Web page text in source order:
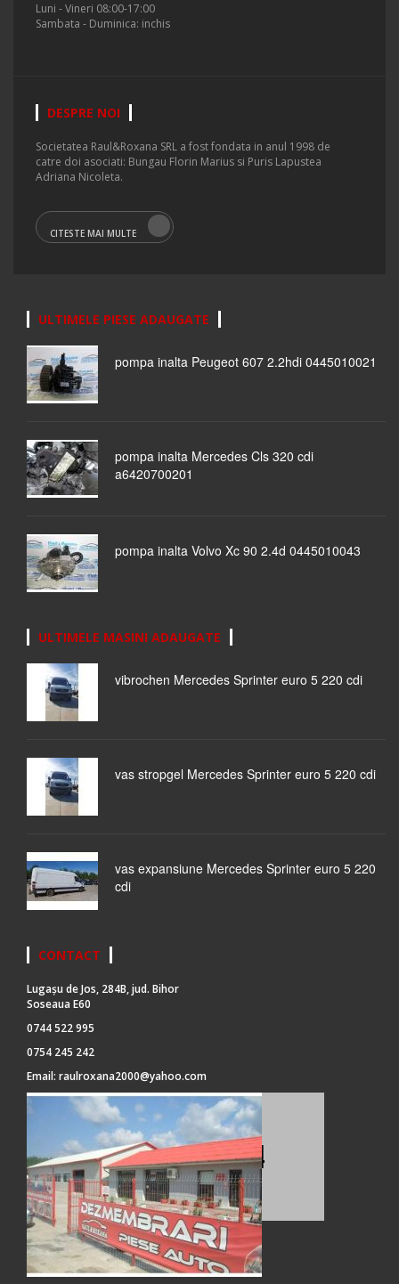
Luni - Vineri 08:00-17:00
Sambata - Duminica: inchis
DESPRE NOI
Societatea Raul&Roxana SRL a fost fondata in anul 1998 de
catre doi asociati: Bungau Florin Marius si Puris Lapustea
Adriana Nicoleta.
CITESTE MAI MULTE
ULTIMELE PIESE ADAUGATE
pompa inalta Peugeot 607 2.2hdi 0445010021
pompa inalta Mercedes Cls 320 cdi
a6420700201
pompa inalta Volvo Xc 90 2.4d 0445010043
ULTIMELE MASINI ADAUGATE
vibrochen Mercedes Sprinter euro 5 220 cdi
vas stropgel Mercedes Sprinter euro 5 220 cdi
vas expansiune Mercedes Sprinter euro 5 220
cdi
CONTACT
Lugașu de Jos, 284B, jud. Bihor
Soseaua E60
0744 522 995
0754 245 242
Email: raulroxana2000@yahoo.com